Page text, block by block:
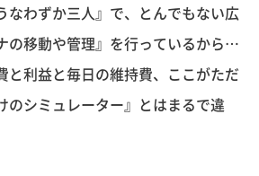
なわずか三人』で、とんでもない広
の移動や管理』を行っているから…
と利益と毎日の維持費、ここがただ
のシミュレーター』とはまるで違